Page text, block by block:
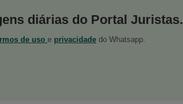
diárias do Portal Juristas.
de uso e privacidade do Whatsapp.